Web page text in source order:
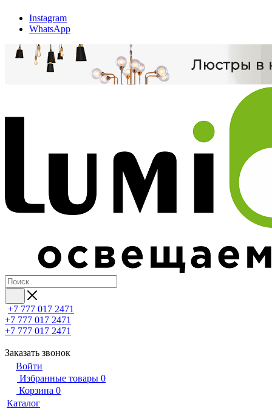
Instagram
WhatsApp
+7 777 017 2471
+7 777 017 2471
+7 777 017 2471
Заказать звонок
Войти
Избранные товары 0
Корзина 0
Каталог